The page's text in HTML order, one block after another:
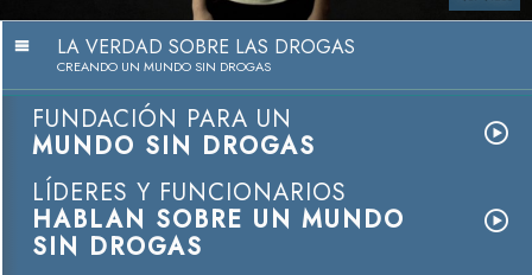
LA VERDAD SOBRE LAS DROGAS
CREANDO UN MUNDO SIN DROGAS
FUNDACIÓN PARA UN
MUNDO SIN DROGAS
LÍDERES Y FUNCIONARIOS
HABLAN SOBRE UN MUNDO
SIN DROGAS